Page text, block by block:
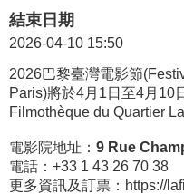
結束日期
2026-04-10 15:50
2026巴黎臺灣電影節
Paris)將於4月1日至4月10
Filmothèque du Quartier
電影院地址： 9 Rue
電話：+33 1 43 26 70 38
更多資訊及訂票： https://